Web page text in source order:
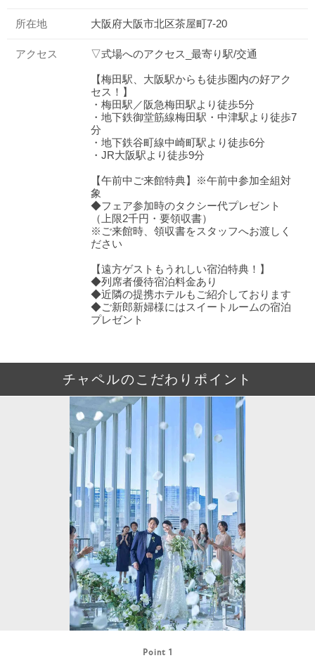
所在地 大阪府大阪市北区茶屋町7-20
アクセス ▽式場へのアクセス_最寄り駅/交通
【梅田駅、大阪駅からも徒歩圏内の好アク
セス！】
・梅田駅／阪急梅田駅より徒歩5分
・地下鉄御堂筋線梅田駅・中津駅より徒歩7
分
・地下鉄谷町線中崎町駅より徒歩6分
・JR大阪駅より徒歩9分
【午前中ご来館特典】※午前中参加全組対
象
◆フェア参加時のタクシー代プレゼント
（上限2千円・要領収書）
※ご来館時、領収書をスタッフへお渡しく
ださい
【遠方ゲストもうれしい宿泊特典！】
◆列席者優待宿泊料金あり
◆近隣の提携ホテルもご紹介しております
◆ご新郎新婦様にはスイートルームの宿泊
プレゼント
チャペルのこだわりポイント
Point 1